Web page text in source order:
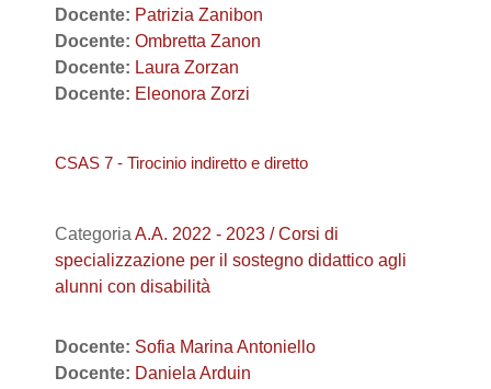
Docente: Patrizia Zanibon
Docente: Ombretta Zanon
Docente: Laura Zorzan
Docente: Eleonora Zorzi
CSAS 7 - Tirocinio indiretto e diretto
Categoria A.A. 2022 - 2023 / Corsi di
specializzazione per il sostegno didattico agli
alunni con disabilità
Docente: Sofia Marina Antoniello
Docente: Daniela Arduin